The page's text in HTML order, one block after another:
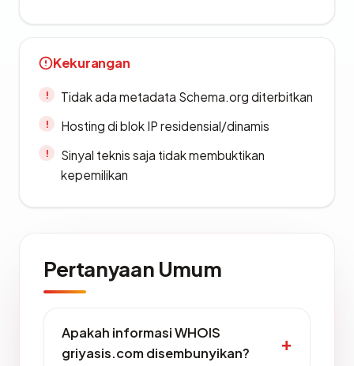
Kekurangan
Tidak ada metadata Schema.org diterbitkan
Hosting di blok IP residensial/dinamis
Sinyal teknis saja tidak membuktikan
kepemilikan
Pertanyaan Umum
Apakah informasi WHOIS
griyasis.com disembunyikan?